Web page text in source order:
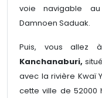
voie navigable
Damnoen Saduak.
Puis, vous allez
Kanchanaburi,
avec la rivière Kwaï
cette ville de 52000